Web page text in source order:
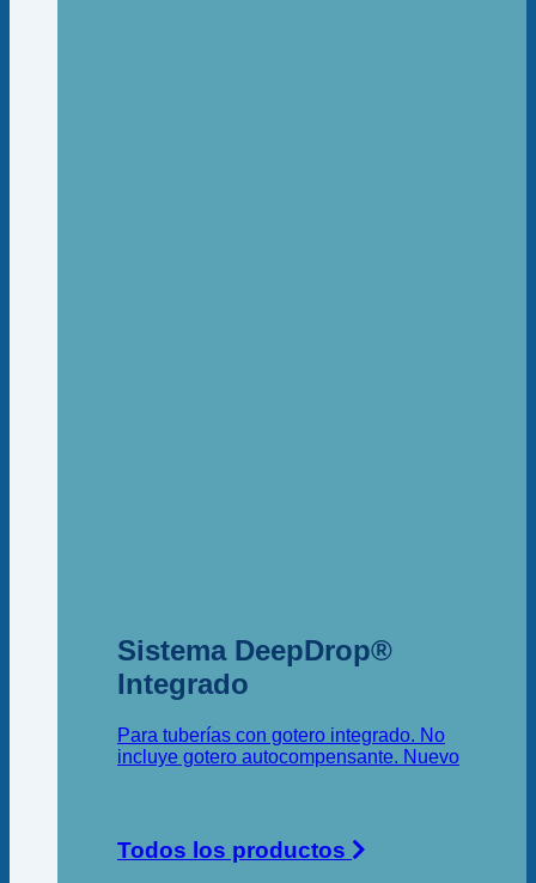
Sistema DeepDrop®
Integrado
Para tuberías con gotero integrado. No
incluye gotero autocompensante.
Todos los productos